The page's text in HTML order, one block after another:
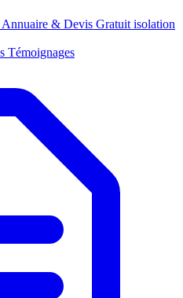
& Devis Gratuit isolation
Témoignages